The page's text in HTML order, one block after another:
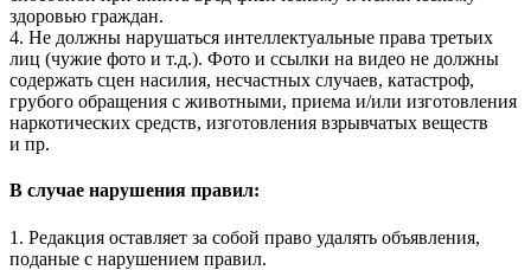
здоровью граждан.
4. Не должны нарушаться интеллектуальные права третьих
лиц (чужие фото и т.д.). Фото и ссылки на видео не должны
содержать сцен насилия, несчастных случаев, катастроф,
грубого обращения с животными, приема и/или изготовления
наркотических средств, изготовления взрывчатых веществ
и пр.
В случае нарушения правил:
1. Редакция оставляет за собой право удалять объявления,
поданые с нарушением правил.